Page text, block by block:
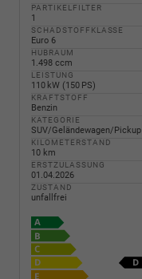
PARTIKELFILTER
1
SCHADSTOFFKLASSE
Euro 6
HUBRAUM
1.498 ccm
LEISTUNG
110 kW (150 PS)
KRAFTSTOFF
Benzin
KATEGORIE
SUV/Geländewagen/Pickup
KILOMETERSTAND
10 km
ERSTZULASSUNG
01.04.2026
ZUSTAND
unfallfrei